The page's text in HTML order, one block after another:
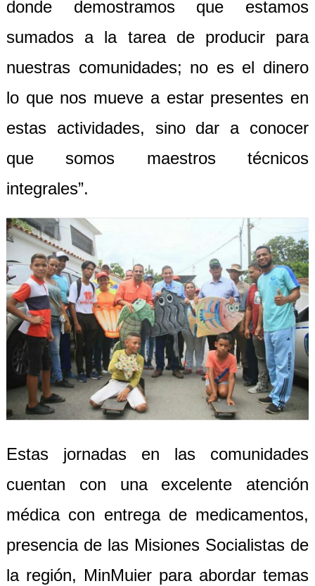
donde demostramos que estamos
sumados a la tarea de producir para
nuestras comunidades; no es el dinero
lo que nos mueve a estar presentes en
estas actividades, sino dar a conocer
que somos maestros técnicos
integrales”.
Estas jornadas en las comunidades
cuentan con una excelente atención
médica con entrega de medicamentos,
presencia de las Misiones Socialistas de
la región, MinMuier para abordar temas